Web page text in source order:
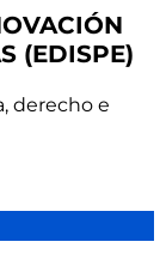
(EDISPE)
derecho e